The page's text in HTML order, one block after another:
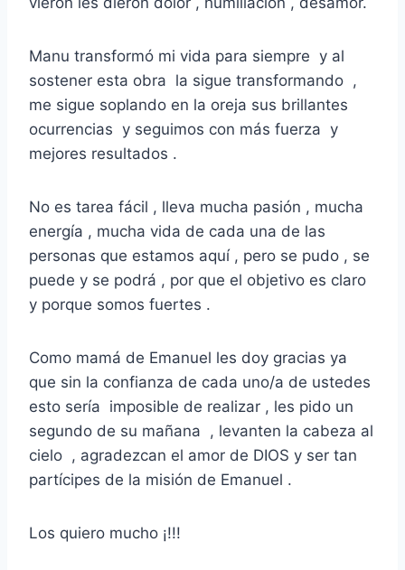
Manu transformó mi vida para siempre y al
sostener esta obra la sigue transformando ,
me sigue soplando en la oreja sus brillantes
ocurrencias y seguimos con más fuerza y
mejores resultados .
No es tarea fácil , lleva mucha pasión , mucha
energía , mucha vida de cada una de las
personas que estamos aquí , pero se pudo , se
puede y se podrá , por que el objetivo es claro
y porque somos fuertes .
Como mamá de Emanuel les doy gracias ya
que sin la confianza de cada uno/a de ustedes
esto sería imposible de realizar , les pido un
segundo de su mañana , levanten la cabeza al
cielo , agradezcan el amor de DIOS y ser tan
partícipes de la misión de Emanuel .
Los quiero mucho ¡!!!